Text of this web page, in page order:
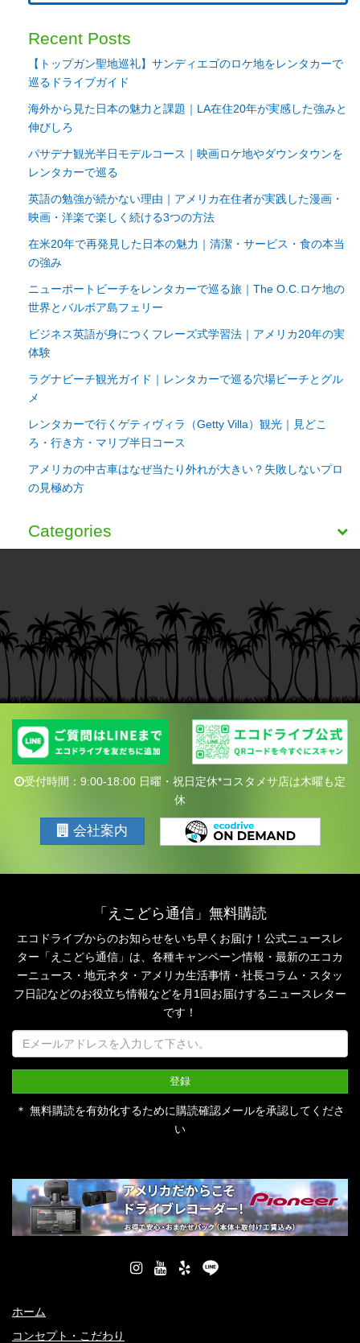
Recent Posts
【トップガン聖地巡礼】サンディエゴのロケ地をレンタカーで
巡るドライブガイド
海外から見た日本の魅力と課題｜LA在住20年が実感した強みと
伸びしろ
パサデナ観光半日モデルコース｜映画ロケ地やダウンタウンを
レンタカーで巡る
英語の勉強が続かない理由｜アメリカ在住者が実践した漫画・
映画・洋楽で楽しく続ける3つの方法
在米20年で再発見した日本の魅力｜清潔・サービス・食の本当
の強み
ニューポートビーチをレンタカーで巡る旅｜The O.C.ロケ地の
世界とバルボア島フェリー
ビジネス英語が身につくフレーズ式学習法｜アメリカ20年の実
体験
ラグナビーチ観光ガイド｜レンタカーで巡る穴場ビーチとグル
メ
レンタカーで行くゲティヴィラ（Getty Villa）観光｜見どこ
ろ・行き方・マリブ半日コース
アメリカの中古車はなぜ当たり外れが大きい？失敗しないプロ
の見極め方
Categories
受付時間：9:00-18:00 日曜・祝日定休*コスタメサ店は木曜も定
休
会社案内
「えこどら通信」無料購読
エコドライブからのお知らせをいち早くお届け！公式ニュースレ
ター「えこどら通信」は、 各種キャンペーン情報・最新のエコカ
ーニュース・地元ネタ・アメリカ生活事情・社長コラム・ スタッ
フ日記などのお役立ち情報などを月1回お届けするニュースレター
です！
＊ 無料購読を有効化するために購読確認メールを承認してくださ
い
ホーム
コンセプト・こだわり